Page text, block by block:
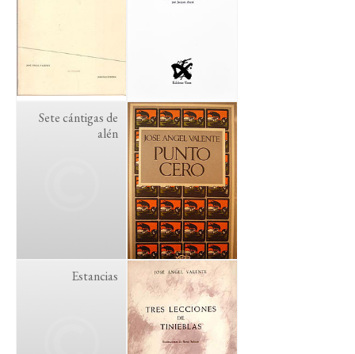
Sete cántigas de
alén
Estancias